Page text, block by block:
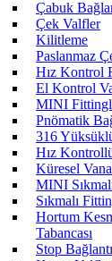
Çabuk
Çek Valfler
Kilitleme
Paslanmaz
Hız Kontrol
El Kontrol
MINI
Pnömatik
316
Hız
Küresel
MINI
Sıkmalı
Hortum
Tabancası
Stop